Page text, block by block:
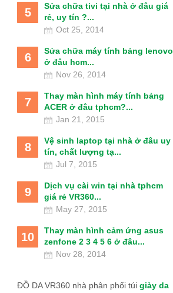
5
Sửa chữa tivi tại nhà ở đâu giá
rẻ, uy tín ?...
Oct 25, 2014
6
Sửa chữa máy tính bảng lenovo
ở đâu hcm...
Nov 26, 2014
7
Thay màn hình máy tính bảng
ACER ở đâu tphcm?...
Jan 21, 2015
8
Vệ sinh laptop tại nhà ở đâu uy
tín, chất lượng tạ...
Jul 7, 2015
9
Dịch vụ cài win tại nhà tphcm
giá rẻ VR360...
May 27, 2015
10
Thay màn hình cảm ứng asus
zenfone 2 3 4 5 6 ở đâu...
Nov 28, 2014
ĐỒ DA VR360 nhà phân phối túi giày da